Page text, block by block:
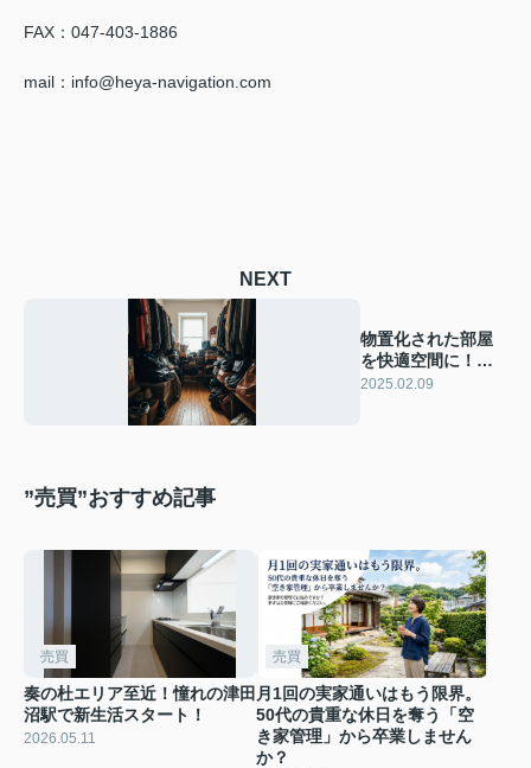
FAX：047-403-1886
mail：info@heya-navigation.com
NEXT
物置化された部屋
を快適空間に！
広々とした暮らし
2025.02.09
”売買”おすすめ記事
売買
奏の杜エリア至近！憧れの津田
沼駅で新生活スタート！
2026.05.11
売買
月1回の実家通いはもう限界。
50代の貴重な休日を奪う「空
き家管理」から卒業しません
か？